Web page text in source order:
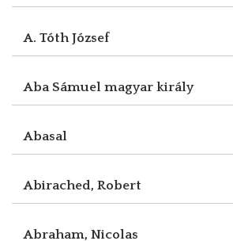
A. Tóth József
Aba Sámuel magyar király
Abasal
Abirached, Robert
Abraham, Nicolas